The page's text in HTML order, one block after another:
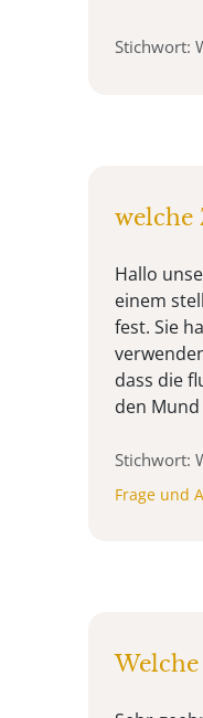
Stichwort:
welche
Hallo
einem
fest. Sie
dass die
den
Stichwort:
Frage und